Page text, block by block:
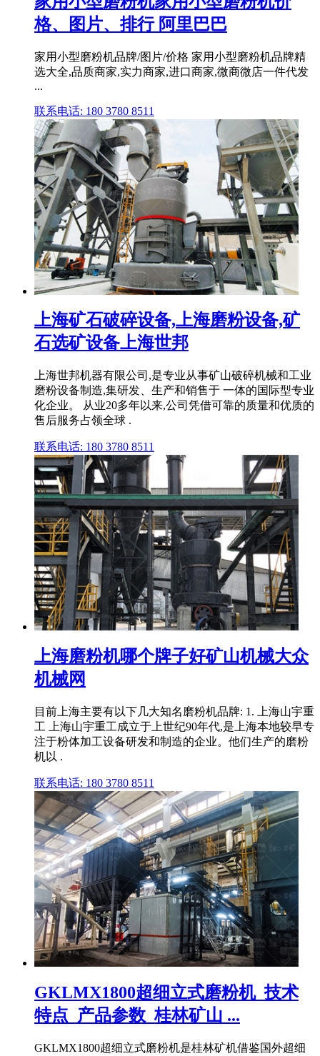
格、图片、排行 阿里巴巴
家用小型磨粉机品牌/图片/价格 家用小型磨粉机品牌精
选大全,品质商家,实力商家,进口商家,微商微店一件代发
...
联系电话: 180 3780 8511
上海矿石破碎设备,上海磨粉设备,矿
石选矿设备上海世邦
上海世邦机器有限公司,是专业从事矿山破碎机械和工业
磨粉设备制造,集研发、生产和销售于 一体的国际型专业
化企业。 从业20多年以来,公司凭借可靠的质量和优质的
售后服务占领全球 .
联系电话: 180 3780 8511
上海磨粉机哪个牌子好矿山机械大众
机械网
目前上海主要有以下几大知名磨粉机品牌: 1. 上海山宇重
工 上海山宇重工成立于上世纪90年代,是上海本地较早专
注于粉体加工设备研发和制造的企业。他们生产的磨粉
机以 .
联系电话: 180 3780 8511
GKLMX1800超细立式磨粉机_技术
特点_产品参数_桂林矿山 ...
GKLMX1800超细立式磨粉机是桂林矿机借鉴国外超细